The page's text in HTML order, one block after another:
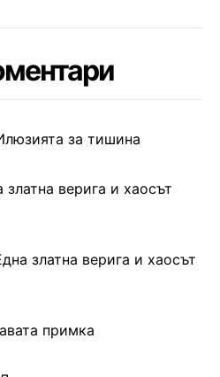
за тишина
златна верига и хаосът
златна верига и хаосът
примка